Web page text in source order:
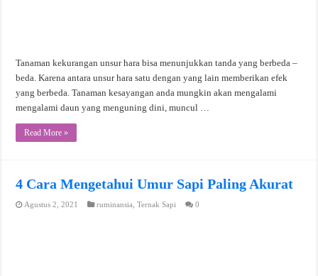
Tanaman kekurangan unsur hara bisa menunjukkan tanda yang berbeda –
beda. Karena antara unsur hara satu dengan yang lain memberikan efek
yang berbeda. Tanaman kesayangan anda mungkin akan mengalami
mengalami daun yang menguning dini, muncul …
Read More »
4 Cara Mengetahui Umur Sapi Paling Akurat
Agustus 2, 2021 ruminansia,Ternak Sapi 0